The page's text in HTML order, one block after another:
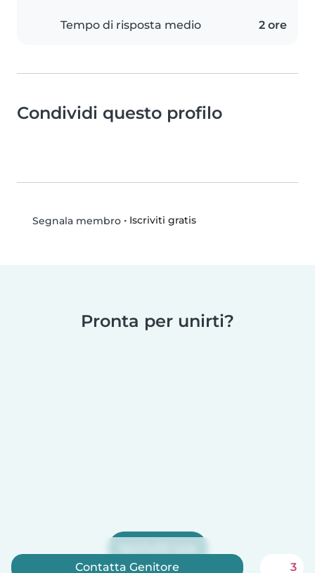
Tempo di risposta medio 2 ore
Condividi questo profilo
Segnala membro• Iscriviti gratis
Pronta per unirti?
Contatta Genitore 3